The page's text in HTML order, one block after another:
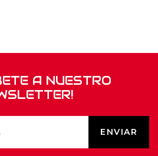
A NUESTRO